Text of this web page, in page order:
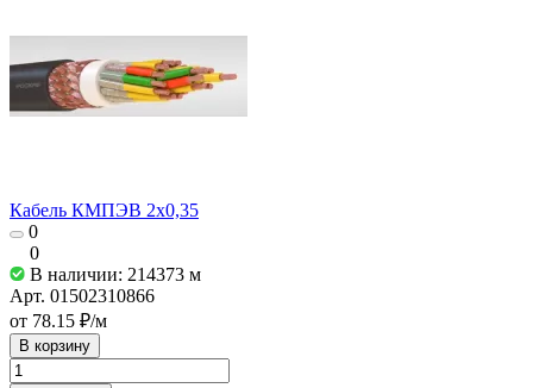
Кабель КМПЭВ 2х0,35
0
0
В наличии: 214373 м
Арт. 01502310866
от 78.15 ₽/м
В корзину